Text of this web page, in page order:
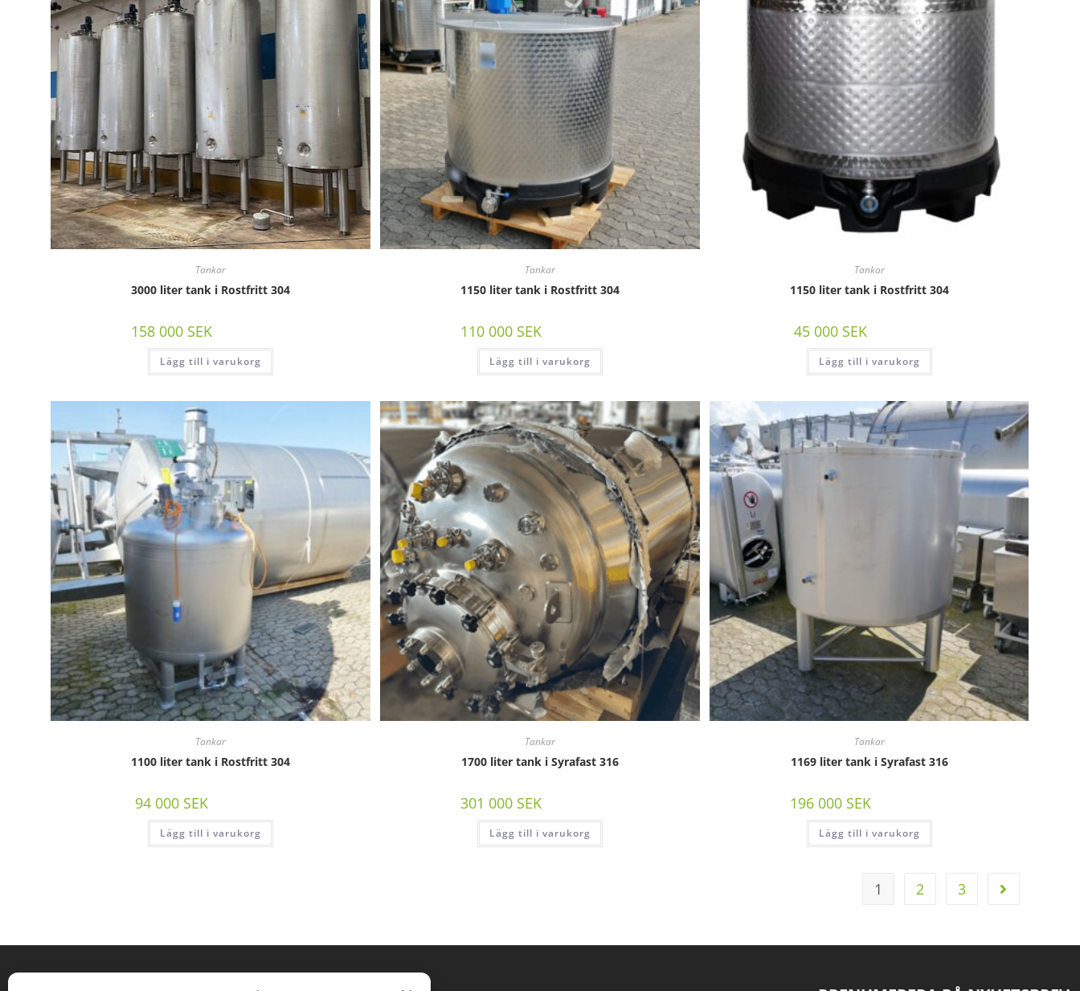
Tankar
3000 liter tank i Rostfritt 304
158 000 SEK
Lägg till i varukorg
Tankar
1150 liter tank i Rostfritt 304
110 000 SEK
Lägg till i varukorg
Tankar
1150 liter tank i Rostfritt 304
45 000 SEK
Lägg till i varukorg
Tankar
1100 liter tank i Rostfritt 304
94 000 SEK
Lägg till i varukorg
Tankar
1700 liter tank i Syrafast 316
301 000 SEK
Lägg till i varukorg
Tankar
1169 liter tank i Syrafast 316
196 000 SEK
Lägg till i varukorg
1 2 3